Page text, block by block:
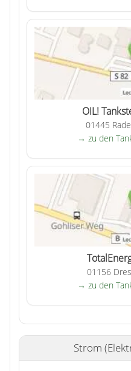
OIL!
01445
→ zu den
01156
→ zu den
Strom